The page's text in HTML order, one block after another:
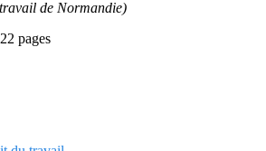
de Normandie)
pages